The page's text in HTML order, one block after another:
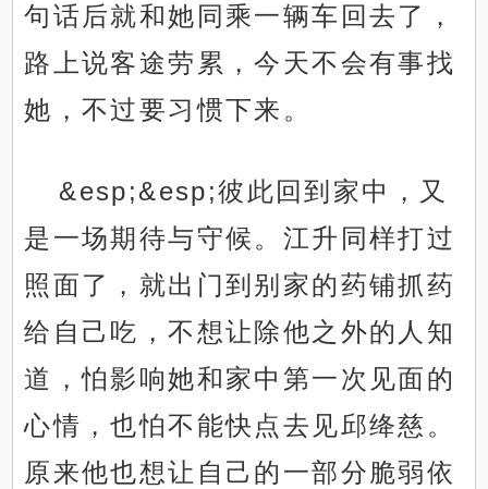
句话后就和她同乘一辆车回去了，
路上说客途劳累，今天不会有事找
她，不过要习惯下来。
&esp;&esp;彼此回到家中，又
是一场期待与守候。江升同样打过
照面了，就出门到别家的药铺抓药
给自己吃，不想让除他之外的人知
道，怕影响她和家中第一次见面的
心情，也怕不能快点去见邱绛慈。
原来他也想让自己的一部分脆弱依